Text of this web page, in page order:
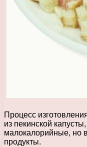
Процесс
из пекинской
малокалорийные, но
продукты.